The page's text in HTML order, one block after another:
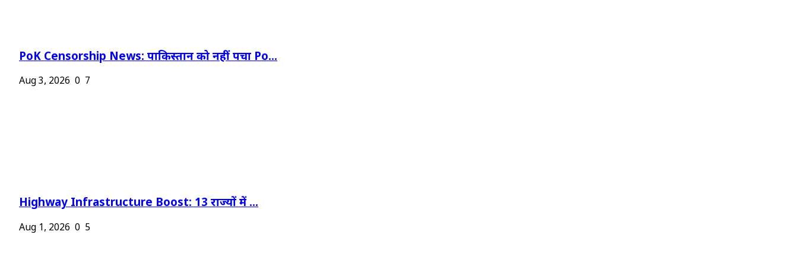
PoK Censorship News: पाकिस्तान को नहीं पचा Po...
Aug 3, 2026 0 7
Highway Infrastructure Boost: 13 राज्यों में ...
Aug 1, 2026 0 5